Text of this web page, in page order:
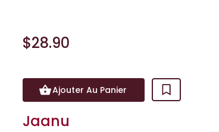
$28.90
Ajouter Au Panier
Jaanu